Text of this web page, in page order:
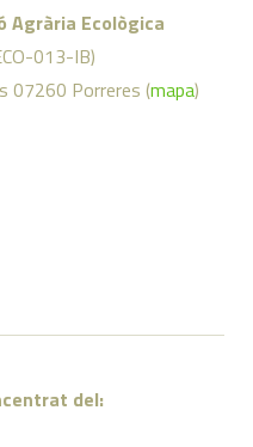
Agrària Ecològica
013-IB)
07260 Porreres (mapa)
del: